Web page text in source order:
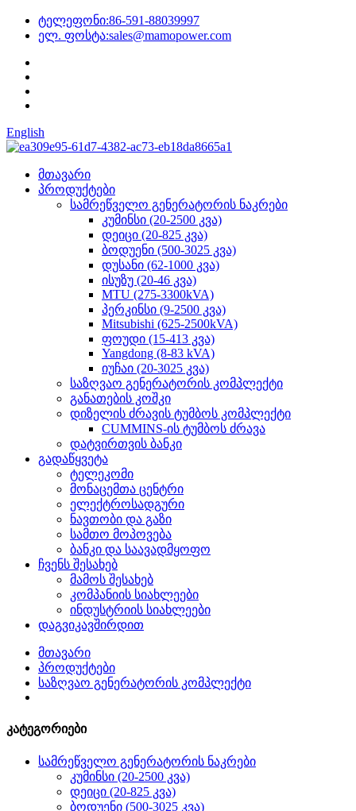
ტელეფონი:86-591-88039997
ელ. ფოსტა:sales@mamopower.com
English
მთავარი
პროდუქტები
სამრეწველო გენერატორის ნაკრები
კუმინსი (20-2500 კვა)
დეიცი (20-825 კვა)
ბოდუენი (500-3025 კვა)
დუსანი (62-1000 კვა)
ისუზუ (20-46 კვა)
MTU (275-3300kVA)
პერკინსი (9-2500 კვა)
Mitsubishi (625-2500kVA)
ფოუდი (15-413 კვა)
Yangdong (8-83 kVA)
იუჩაი (20-3025 კვა)
საზღვაო გენერატორის კომპლექტი
განათების კოშკი
დიზელის ძრავის ტუმბოს კომპლექტი
CUMMINS-ის ტუმბოს ძრავა
დატვირთვის ბანკი
გადაწყვეტა
ტელეკომი
მონაცემთა ცენტრი
ელექტროსადგური
ნავთობი და გაზი
სამთო მოპოვება
ბანკი და საავადმყოფო
ჩვენს შესახებ
მამოს შესახებ
კომპანიის სიახლეები
ინდუსტრიის სიახლეები
დაგვიკავშირდით
მთავარი
პროდუქტები
საზღვაო გენერატორის კომპლექტი
კატეგორიები
სამრეწველო გენერატორის ნაკრები
კუმინსი (20-2500 კვა)
დეიცი (20-825 კვა)
ბოდუენი (500-3025 კვა)